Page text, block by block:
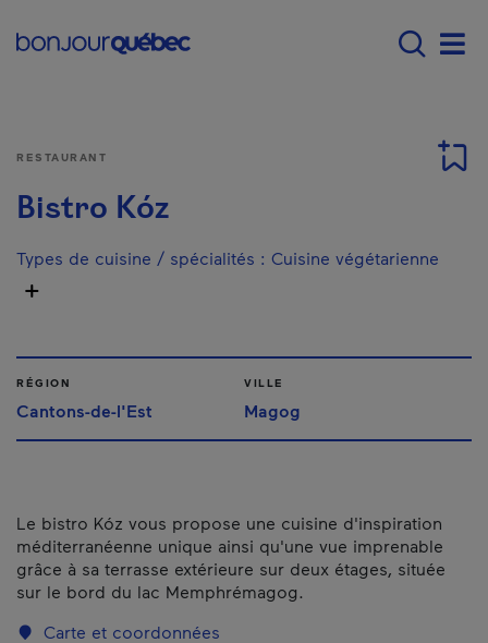
Main navigation -
RESTAURANT
Bistro Kóz
Types de cuisine / spécialités : Cuisine végétarienne
RÉGION
Cantons-de-l'Est
VILLE
Magog
Le bistro Kóz vous propose une cuisine d'inspiration
méditerranéenne unique ainsi qu'une vue imprenable
grâce à sa terrasse extérieure sur deux étages, située
sur le bord du lac Memphrémagog.
Carte et coordonnées